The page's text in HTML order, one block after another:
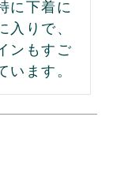
に下着に
りで、
ンもすご
います。